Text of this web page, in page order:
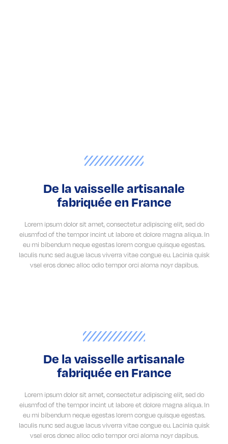
De la vaisselle artisanale
fabriquée en France
Lorem ipsum dolor sit amet, consectetur adipiscing elit, sed do
eiusmfod of the tempor incint ut labore et dolore magna aliqua. In
eu mi bibendum neque egestas lorem congue quisque egestas.
Iaculis nunc sed augue lacus viverra vitae congue eu. Lacinia quisk
vsel eros donec alloc odio tempor orci aloma noyr dapibus.
De la vaisselle artisanale
fabriquée en France
Lorem ipsum dolor sit amet, consectetur adipiscing elit, sed do
eiusmfod of the tempor incint ut labore et dolore magna aliqua. In
eu mi bibendum neque egestas lorem congue quisque egestas.
Iaculis nunc sed augue lacus viverra vitae congue eu. Lacinia quisk
vsel eros donec alloc odio tempor orci aloma noyr dapibus.